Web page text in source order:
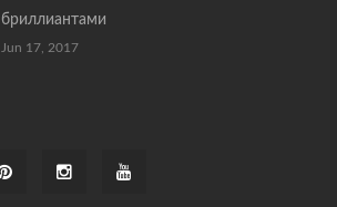
бриллиантами
Jun 17, 2017